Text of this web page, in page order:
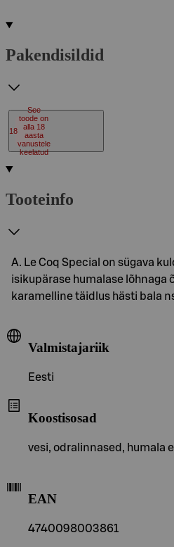
Pakendisildid
18
See
toode on
alla 18
aasta
vanustele
keelatud
Tooteinfo
A. Le Coq Special on sügava
isikupärase humalase lõhnaga
karamelline täidlus hästi bala
Valmistajariik
Eesti
Koostisosad
vesi, odralinnased, humala
EAN
4740098003861